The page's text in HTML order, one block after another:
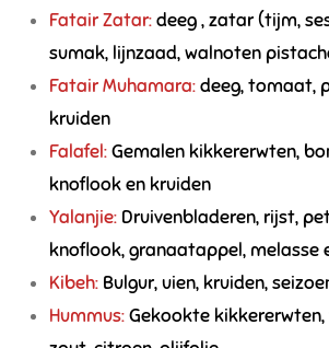
Fatair Zatar:deeg , zatar (tijm,
sumak, lijnzaad, walnoten
Fatair Muhamara:deeg, tomaat,
kruiden
Falafel:Gemalen kikkererwten,
knoflook en kruiden
Yalanjie: Druivenbladeren, rijst,
knoflook, granaatappel, melasse
Kibeh: Bulgur, uien, kruiden,
Hummus:Gekookte